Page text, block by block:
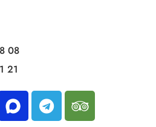
08
21